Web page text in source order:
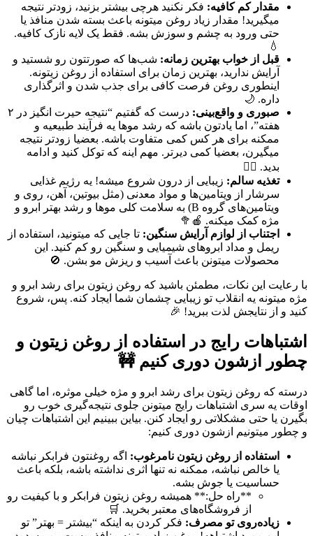
مقدار کم کافیه: فکر نکنید هرچی بیشتر بزنید، زودتر نتیجه
میگیرید! مقدار زیاد روغن میتونه باعث بسته شدن منافذ یا
حتی ورود به چشم و سوزش بشه. فقط یک لایه نازک کافیه.
💧
قبل از خواب بهترین زمانه: شب‌ها که صورتتون رو شستید و
آرایش ندارید، بهترین زمان برای استفاده از روغن زیتونه.
اینطوری روغن فرصت کافی برای جذب شدن و اثرگذاری
داره. 🌙
صبوری و واقع‌بینی:
درست که گفتیم “نتیجه حیرت انگیز در ۲
هفته”، اما یادتون باشه که رشد موها یه فرآیند طبیعیه و
ممکنه برای هر کس کمی متفاوت باشه. بعضیا زودتر نتیجه
میگیرن، بعضیا کمی دیرتر. مهم اینه که توکل کنید و ادامه
بدید. 🧘‍♀️
تغذیه سالم: زیبایی از درون شروع میشه! یه رژیم غذایی
سرشار از ویتامین‌ها و مواد معدنی (مثل بیوتین، آهن، روی و
ویتامین‌های گروه B) به سلامت کلی موها و رشد بهتر ابرو و
مژه کمک میکنه. 🍎🥦
اجتناب از لوازم آرایش سنگین: تا جایی که میتونید، استفاده از
ریمل و مداد ابروهای شیمیایی و سنگین رو کم کنید. این
محصولات میتونن باعث آسیب و ریزش مو بشن. 🚫
با رعایت این نکات، مطمئن باشید که روغن زیتون برای رشد ابرو و
مژه میتونه یه انقلاب تو زیبایی چشمان شما ایجاد کنه. پس، شروع
کنید و از نتایجش لذت ببرید! 🎉
اشتباهات رایج در استفاده از روغن زیتون و
چطور ازشون دوری کنیم 🚧
درسته که روغن زیتون برای رشد ابرو و مژه خیلی موثره، اما گاهی
اوقات یه سری اشتباهات رایج میتونن جلوی نتیجه‌گیری خوب رو
بگیرن یا حتی مشکلاتی رو ایجاد کنن. بیاین ببینیم این اشتباهات چیان
و چطور میتونیم ازشون دوری کنیم:
استفاده از روغن زیتون نامرغوب: اگه روغنتون فرابکر نباشه
یا خالص نباشه، ممکنه نه تنها اثری نداشته باشه، بلکه باعث
حساسیت یا جوش بشه.
**راه حل:** همیشه روغن زیتون فرابکر و با کیفیت رو
از فروشگاه‌های معتبر بخرید. 🛒
زیاده‌روی تو مصرف: فکر کردن به اینکه “بیشتر = بهتر” تو